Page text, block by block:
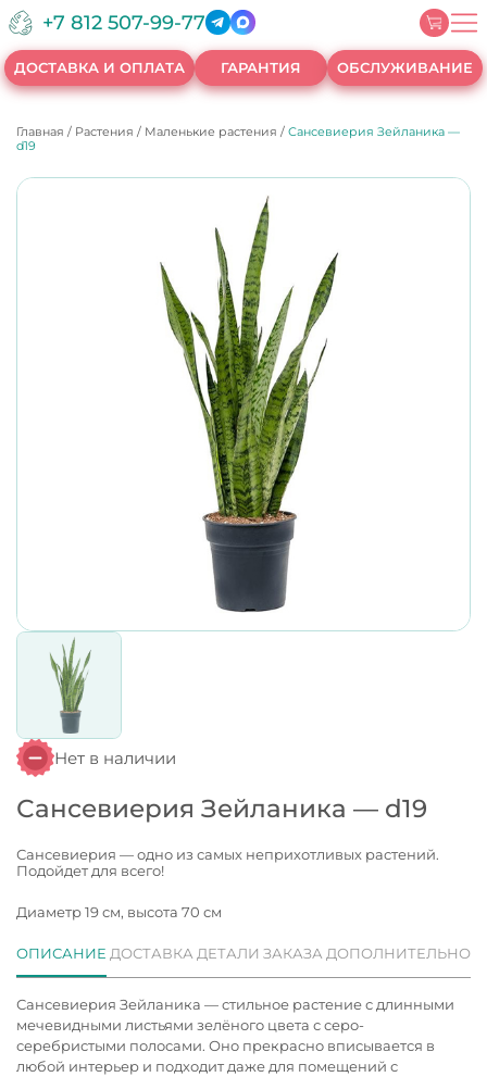
+7 812 507-99-77
ДОСТАВКА И ОПЛАТА ГАРАНТИЯ ОБСЛУЖИВАНИЕ
Главная / Растения / Маленькие растения /Сансевиерия Зейланика —
d19
Нет в наличии
Сансевиерия Зейланика — d19
Сансевиерия — одно из самых неприхотливых растений.
Подойдет для всего!
Диаметр 19 см, высота 70 см
ОПИСАНИЕ ДОСТАВКА ДЕТАЛИ ЗАКАЗА ДОПОЛНИТЕЛЬНО
Сансевиерия Зейланика — стильное растение с длинными
мечевидными листьями зелёного цвета с серо-
серебристыми полосами. Оно прекрасно вписывается в
любой интерьер и подходит даже для помещений с